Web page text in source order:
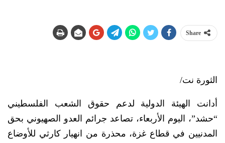
Share
الثورة نت/
أدانت الهيئة الدولية لدعم حقوق الشعب الفلسطيني
“حشد”، اليوم الأربعاء، تصاعد جرائم العدو الصهيوني بحق
المدنيين في قطاع غزة، محذرة من انهيار كارثي للأوضاع